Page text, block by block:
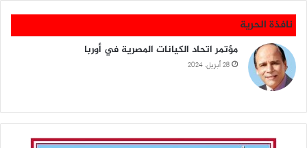
نافذة الحرية
مؤتمر اتحاد الكيانات المصرية في أوربا
28 أبريل، 2024